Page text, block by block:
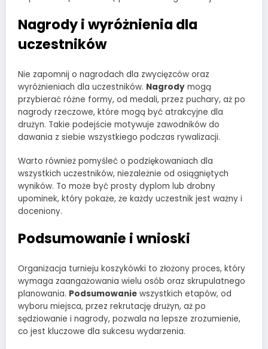
Nagrody i wyróżnienia dla
uczestników
Nie zapomnij o nagrodach dla zwycięzców oraz
wyróżnieniach dla uczestników. Nagrody mogą
przybierać różne formy, od medali, przez puchary, aż po
nagrody rzeczowe, które mogą być atrakcyjne dla
drużyn. Takie podejście motywuje zawodników do
dawania z siebie wszystkiego podczas rywalizacji.
Warto również pomyśleć o podziękowaniach dla
wszystkich uczestników, niezależnie od osiągniętych
wyników. To może być prosty dyplom lub drobny
upominek, który pokaże, że każdy uczestnik jest ważny i
doceniony.
Podsumowanie i wnioski
Organizacja turnieju koszykówki to złożony proces, który
wymaga zaangażowania wielu osób oraz skrupulatnego
planowania. Podsumowanie wszystkich etapów, od
wyboru miejsca, przez rekrutację drużyn, aż po
sędziowanie i nagrody, pozwala na lepsze zrozumienie,
co jest kluczowe dla sukcesu wydarzenia.